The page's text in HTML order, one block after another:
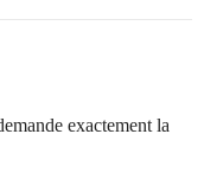
exactement la